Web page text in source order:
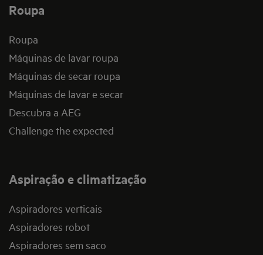
Roupa
Roupa
Máquinas de lavar roupa
Máquinas de secar roupa
Máquinas de lavar e secar
Descubra a AEG
Challenge the expected
Aspiração e climatização
Aspiradores verticais
Aspiradores robot
Aspiradores sem saco